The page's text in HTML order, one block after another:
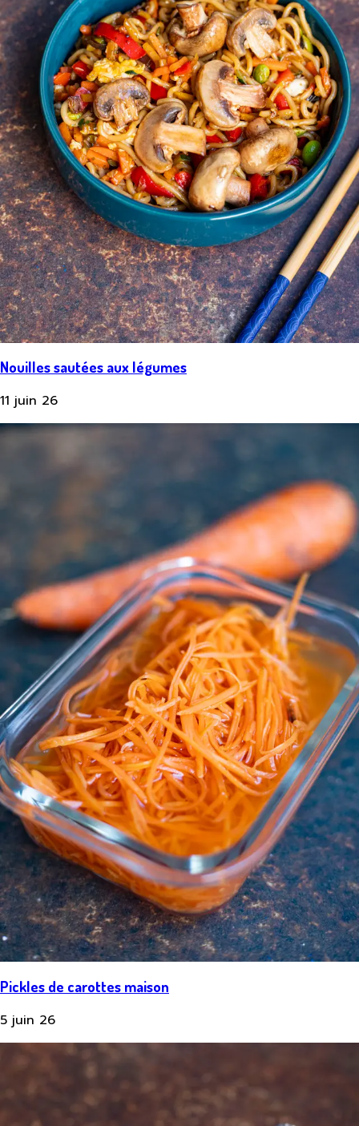
Nouilles sautées aux légumes
11 juin 26
Pickles de carottes maison
5 juin 26